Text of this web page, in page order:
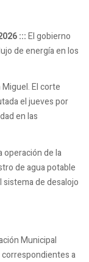
:::El gobierno
de energía en los
El corte
el jueves por
en las
operación de la
de agua potable
de desalojo
Municipal
a